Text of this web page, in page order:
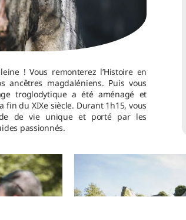
! Vous remonterez l’Histoire en
magdaléniens. Puis vous
troglodytique a été aménagé et
fin du XIXe siècle. Durant 1h15, vous
de vie unique et porté par les
passionnés.